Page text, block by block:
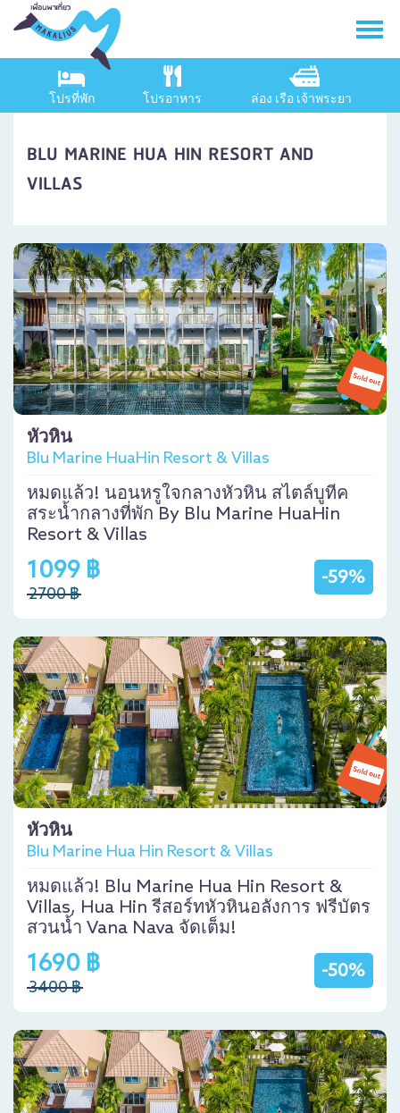
โปรที่พัก โปรอาหาร ล่อง เรือ เจ้าพระยา
BLU MARINE HUA HIN RESORT AND
VILLAS
หัวหิน
Blu Marine HuaHin Resort & Villas
หมดแล้ว! นอนหรูใจกลางหัวหิน สไตล์บูทีค
สระน้ำกลางที่พัก By Blu Marine HuaHin
Resort & Villas
-59%
1099 ฿
2700 ฿
หัวหิน
Blu Marine Hua Hin Resort & Villas
หมดแล้ว! Blu Marine Hua Hin Resort &
Villas, Hua Hin รีสอร์ทหัวหินอลังการ ฟรีบัตร
สวนน้ำ Vana Nava จัดเต็ม!
-50%
1690 ฿
3400 ฿